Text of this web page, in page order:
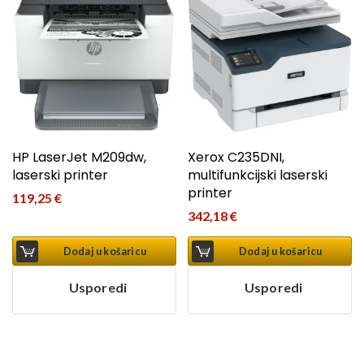
HP LaserJet M209dw,
laserski printer
119,25 €
Dodaj u košaricu
Usporedi
Xerox C235DNI,
multifunkcijski laserski
printer
342,18€
Dodaj u košaricu
Usporedi